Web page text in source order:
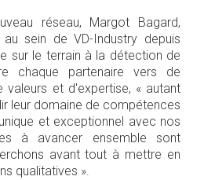
réseau, Margot Bagard,
sein de VD-Industry depuis
sur le terrain à la détection de
chaque partenaire vers de
valeurs et d'expertise, « autant
leur domaine de compétences
et exceptionnel avec nos
à avancer ensemble sont
avant tout à mettre en
qualitatives ».